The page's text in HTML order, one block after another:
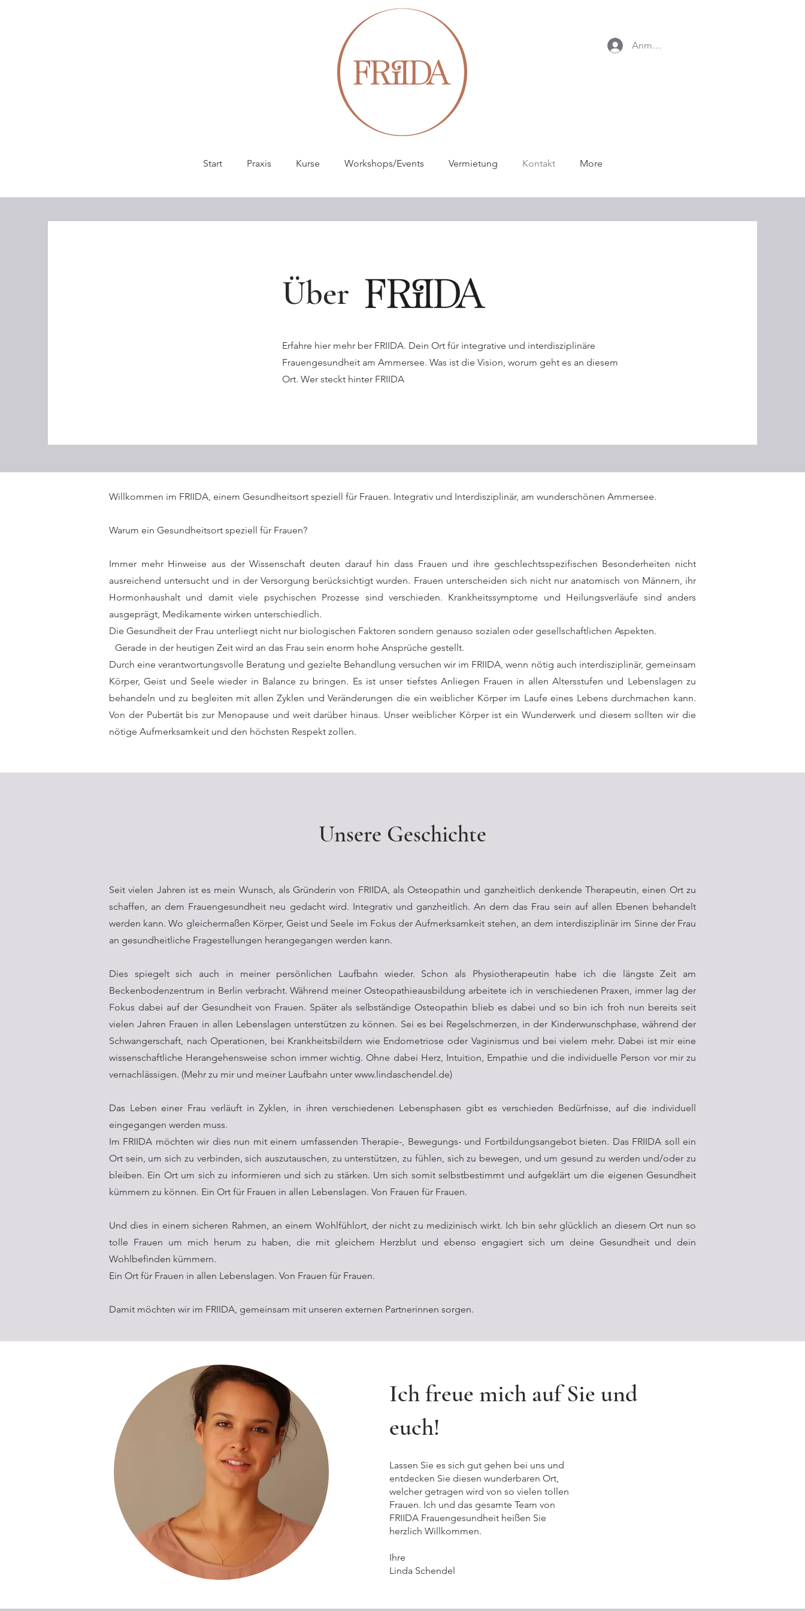
Anmelden
Start Praxis Kurse Workshops/Events Vermietung Kontakt More
Über
Erfahre hier mehr ber FRIIDA. Dein Ort für integrative und interdisziplinäre
Frauengesundheit am Ammersee. Was ist die Vision, worum geht es an diesem
Ort. Wer steckt hinter FRIIDA
Willkommen im FRIIDA, einem Gesundheitsort speziell für Frauen. Integrativ und Interdisziplinär, am wunderschönen Ammersee.
Warum ein Gesundheitsort speziell für Frauen?
Immer mehr Hinweise aus der Wissenschaft deuten darauf hin dass Frauen und ihre geschlechtsspezifischen Besonderheiten nicht
ausreichend untersucht und in der Versorgung berücksichtigt wurden. Frauen unterscheiden sich nicht nur anatomisch von Männern, ihr
Hormonhaushalt und damit viele psychischen Prozesse sind verschieden. Krankheitssymptome und Heilungsverläufe sind anders
ausgeprägt, Medikamente wirken unterschiedlich.
Die Gesundheit der Frau unterliegt nicht nur biologischen Faktoren sondern genauso sozialen oder gesellschaftlichen Aspekten.
Gerade in der heutigen Zeit wird an das Frau sein enorm hohe Ansprüche gestellt.
Durch eine verantwortungsvolle Beratung und gezielte Behandlung versuchen wir im FRIIDA, wenn nötig auch interdisziplinär, gemeinsam
Körper, Geist und Seele wieder in Balance zu bringen. Es ist unser tiefstes Anliegen Frauen in allen Altersstufen und Lebenslagen zu
behandeln und zu begleiten mit allen Zyklen und Veränderungen die ein weiblicher Körper im Laufe eines Lebens durchmachen kann.
Von der Pubertät bis zur Menopause und weit darüber hinaus. Unser weiblicher Körper ist ein Wunderwerk und diesem sollten wir die
nötige Aufmerksamkeit und den höchsten Respekt zollen.
Unsere Geschichte
Seit vielen Jahren ist es mein Wunsch, als Gründerin von FRIIDA, als Osteopathin und ganzheitlich denkende Therapeutin, einen Ort zu
schaffen, an dem Frauengesundheit neu gedacht wird. Integrativ und ganzheitlich. An dem das Frau sein auf allen Ebenen behandelt
werden kann. Wo gleichermaßen Körper, Geist und Seele im Fokus der Aufmerksamkeit stehen, an dem interdisziplinär im Sinne der Frau
an gesundheitliche Fragestellungen herangegangen werden kann.
Dies spiegelt sich auch in meiner persönlichen Laufbahn wieder. Schon als Physiotherapeutin habe ich die längste Zeit am
Beckenbodenzentrum in Berlin verbracht. Während meiner Osteopathieausbildung arbeitete ich in verschiedenen Praxen, immer lag der
Fokus dabei auf der Gesundheit von Frauen. Später als selbständige Osteopathin blieb es dabei und so bin ich froh nun bereits seit
vielen Jahren Frauen in allen Lebenslagen unterstützen zu können. Sei es bei Regelschmerzen, in der Kinderwunschphase, während der
Schwangerschaft, nach Operationen, bei Krankheitsbildern wie Endometriose oder Vaginismus und bei vielem mehr. Dabei ist mir eine
wissenschaftliche Herangehensweise schon immer wichtig. Ohne dabei Herz, Intuition, Empathie und die individuelle Person vor mir zu
vernachlässigen. (Mehr zu mir und meiner Laufbahn unter www.lindaschendel.de)
Das Leben einer Frau verläuft in Zyklen, in ihren verschiedenen Lebensphasen gibt es verschieden Bedürfnisse, auf die individuell
eingegangen werden muss.
Im FRIIDA möchten wir dies nun mit einem umfassenden Therapie-, Bewegungs- und Fortbildungsangebot bieten. Das FRIIDA soll ein
Ort sein, um sich zu verbinden, sich auszutauschen, zu unterstützen, zu fühlen, sich zu bewegen, und um gesund zu werden und/oder zu
bleiben. Ein Ort um sich zu informieren und sich zu stärken. Um sich somit selbstbestimmt und aufgeklärt um die eigenen Gesundheit
kümmern zu können. Ein Ort für Frauen in allen Lebenslagen. Von Frauen für Frauen.
Und dies in einem sicheren Rahmen, an einem Wohlfühlort, der nicht zu medizinisch wirkt. Ich bin sehr glücklich an diesem Ort nun so
tolle Frauen um mich herum zu haben, die mit gleichem Herzblut und ebenso engagiert sich um deine Gesundheit und dein
Wohlbefinden kümmern.
Ein Ort für Frauen in allen Lebenslagen. Von Frauen für Frauen.
Damit möchten wir im FRIIDA, gemeinsam mit unseren externen Partnerinnen sorgen.
Ich freue mich auf Sie und
euch!
Lassen Sie es sich gut gehen bei uns und
entdecken Sie diesen wunderbaren Ort,
welcher getragen wird von so vielen tollen
Frauen. Ich und das gesamte Team von
FRIIDA Frauengesundheit heißen Sie
herzlich Willkommen.
Ihre
Linda Schendel